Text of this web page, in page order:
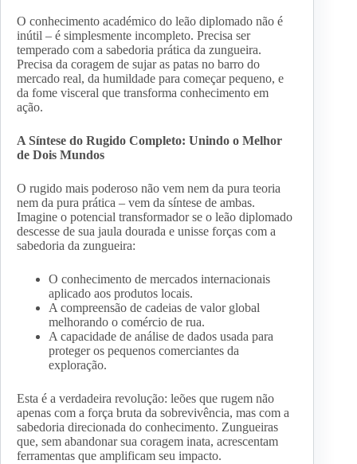
O conhecimento académico do leão diplomado não é
inútil – é simplesmente incompleto. Precisa ser
temperado com a sabedoria prática da zungueira.
Precisa da coragem de sujar as patas no barro do
mercado real, da humildade para começar pequeno, e
da fome visceral que transforma conhecimento em
ação.
A Síntese do Rugido Completo: Unindo o Melhor
de Dois Mundos
O rugido mais poderoso não vem nem da pura teoria
nem da pura prática – vem da síntese de ambas.
Imagine o potencial transformador se o leão diplomado
descesse de sua jaula dourada e unisse forças com a
sabedoria da zungueira:
O conhecimento de mercados internacionais
aplicado aos produtos locais.
A compreensão de cadeias de valor global
melhorando o comércio de rua.
A capacidade de análise de dados usada para
proteger os pequenos comerciantes da
exploração.
Esta é a verdadeira revolução: leões que rugem não
apenas com a força bruta da sobrevivência, mas com a
sabedoria direcionada do conhecimento. Zungueiras
que, sem abandonar sua coragem inata, acrescentam
ferramentas que amplificam seu impacto.